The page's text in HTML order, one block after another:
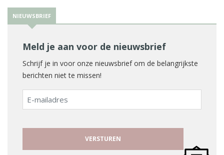
NIEUWSBRIEF
Meld je aan voor de nieuwsbrief
Schrijf je in voor onze nieuwsbrief om de belangrijkste
berichten niet te missen!
E-
mailadres